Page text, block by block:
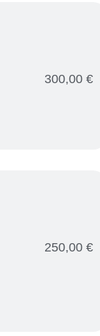
300,00 €
250,00 €